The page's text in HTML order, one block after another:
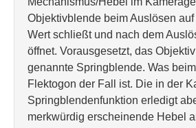
Objektivblende beim Auslösen
Wert schließt und nach dem
öffnet. Vorausgesetzt, das
genannte Springblende. Was
Flektogon der Fall ist. Die in der
Springblendenfunktion erledigt
merkwürdig erscheinende Hebel